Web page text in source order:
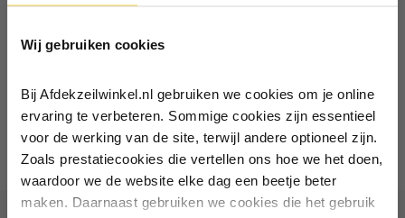
Wij gebruiken cookies
Bij Afdekzeilwinkel.nl gebruiken we cookies om je online
ervaring te verbeteren. Sommige cookies zijn essentieel
voor de werking van de site, terwijl andere optioneel zijn.
Zoals prestatiecookies die vertellen ons hoe we het doen,
waardoor we de website elke dag een beetje beter
maken. Daarnaast gebruiken we cookies die het gebruik
zonwering hangen (1)
zonwering tips (1)
1van1 artikelen
Ontvang €5,- korting!
Schrijf je in voor de nieuwsbrief en
Vul je e-mailadres in‍⁪⁪
Particulier Zakelijk